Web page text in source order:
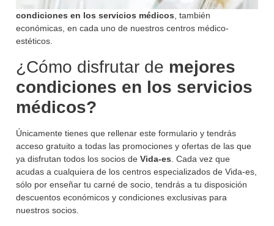
condiciones en los servicios médicos, también
económicas, en cada uno de nuestros centros médico-
estéticos.
¿Cómo disfrutar de mejores
condiciones en los servicios
médicos?
Únicamente tienes que rellenar este formulario y tendrás
acceso gratuito a todas las promociones y ofertas de las que
ya disfrutan todos los socios de Vida-es . Cada vez que
acudas a cualquiera de los centros especializados de Vida-es,
sólo por enseñar tu carné de socio, tendrás a tu disposición
descuentos económicos y condiciones exclusivas para
nuestros socios.